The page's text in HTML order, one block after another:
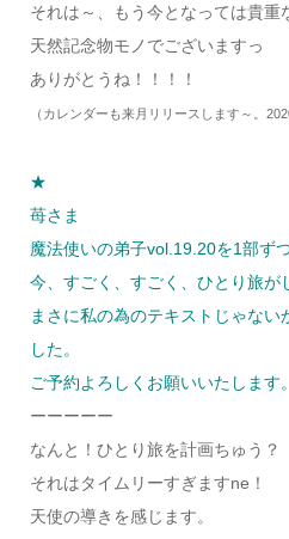
それは～、もう今となっては貴重
天然記念物モノでございますっ
ありがとうね！！！！
（カレンダーも来月リリースします～。
★
苺さま
魔法使いの弟子vol.19.20を1部ず
今、すごく、すごく、ひとり旅が
まさに私の為のテキストじゃない
した。
ご予約よろしくお願いいたします。
ーーーーー
なんと！ひとり旅を計画ちゅう？
それはタイムリーすぎますne！
天使の導きを感じます。